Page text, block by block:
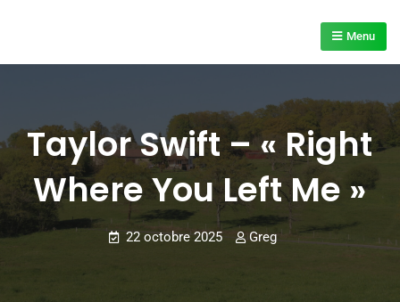
Menu
Taylor Swift – « Right
Where You Left Me »
22 octobre 2025 Greg